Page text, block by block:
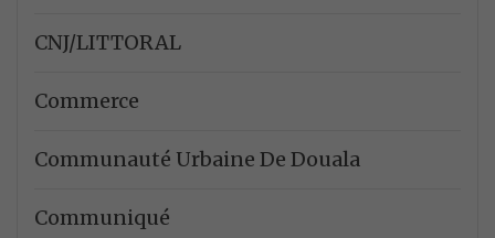
CNJ/LITTORAL
Commerce
Communauté Urbaine De Douala
Communiqué